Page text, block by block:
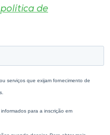
política de